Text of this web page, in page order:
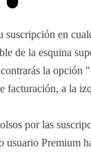
suscripción en
de la esquina
la opción
facturación, a la
por las
usuario Premium